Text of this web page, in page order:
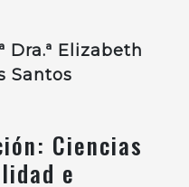
Dra.ª Elizabeth
Santos
Ciencias
e